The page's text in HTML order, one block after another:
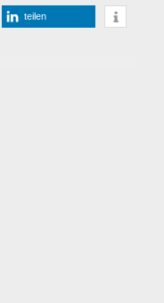
teilen